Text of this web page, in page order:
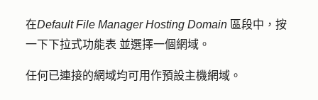
在Default File Manager Hosting Domain 區段中，按
一下下拉式功能表 並選擇一個網域 。
任何已連接的網域均可用作預設主機網域。